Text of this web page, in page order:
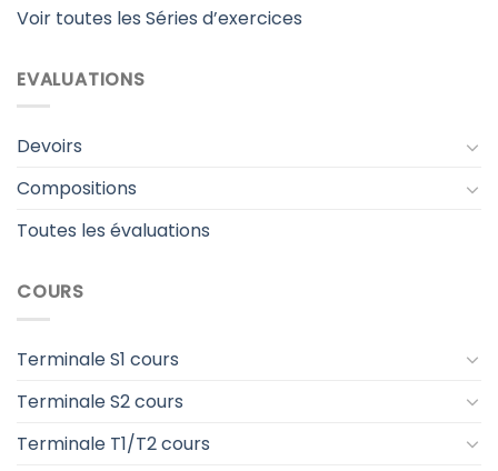
Voir toutes les Séries d’exercices
EVALUATIONS
Devoirs
Compositions
Toutes les évaluations
COURS
Terminale S1 cours
Terminale S2 cours
Terminale T1/T2 cours